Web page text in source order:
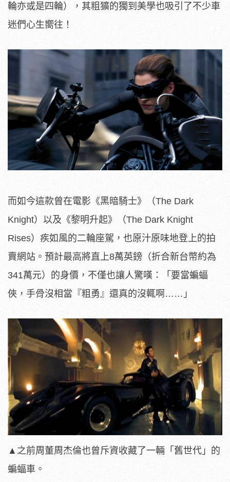
輪亦或是四輪），其粗獷的獨到美學也吸引了不少車
迷們心生嚮往！
而如今這款曾在電影《黑暗騎士》（The Dark
Knight）以及《黎明升起》（The Dark Knight
Rises）疾如風的二輪座駕，也原汁原味地登上的拍
賣網站。預計最高將直上8萬英鎊（折合新台幣約為
341萬元）的身價，不僅也讓人驚嘆：「要當蝙蝠
俠，手骨沒相當『粗勇』還真的沒輒啊……」
▲之前周董周杰倫也曾斥資收藏了一輛「舊世代」的
蝙蝠車。